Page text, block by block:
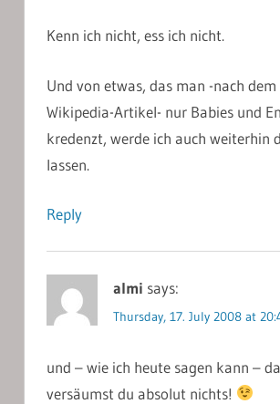
Kenn ich nicht, ess ich nicht.
Und von etwas, das man -nach
Wikipedia-Artikel- nur Babies und
kredenzt, werde ich auch weiterhin
lassen.
Reply
almi says:
Thursday, 17. July 2008 at
und – wie ich heute sagen kann –
versäumst du absolut nichts!